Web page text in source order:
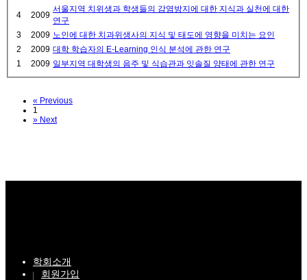
4 2009
서울지역 치위생과 학생들의 감염방지에 대한 지식과 실천에 대한
연구
3
2009 노인에 대한 치과위생사의 지식 및 태도에 영향을 미치는 요인
2
2009 대학 학습자의 E-Learning 인식 분석에 관한 연구
1
2009 일부지역 대학생의 음주 및 식습관과 잇솔질 양태에 관한 연구
« Previous
1
» Next
학회소개
회원가입